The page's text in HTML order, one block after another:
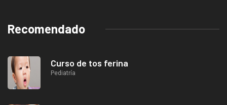
Recomendado
Curso de tos ferina
Pediatría